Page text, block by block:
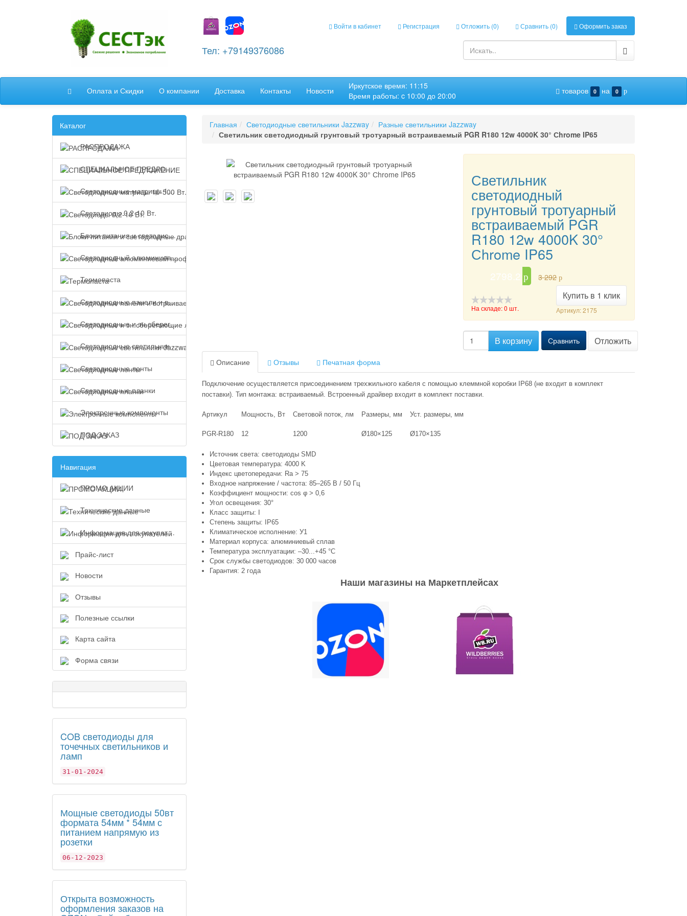
Войти в кабинет Регистрация Отложить (0) Сравнить (0) Оформить заказ
Тел: +79149376086
Оплата и Скидки О компании Доставка Контакты Новости товаров 0 на 0 p
Иркутское время: 11:15
Время работы: c 10:00 до 20:00
Каталог
РАСПРОДАЖА
СПЕЦИАЛЬНОЕ ПРЕДЛОЖЕНИЕ
Светодиодные матрицы 10-500 Вт.
Светодиоды 0,2-10 Вт.
Блоки питания и светодиодные драйверы
Светодиодный алюминиевый профиль
Термопаста
Светодиодные панели и встраиваемые светильники
Светодиодные и эн.сберегающие лампы
Светодиодные светильники Jazzway
Светодиодные ленты
Светодиодные планки
Электронные компоненты
ПОД ЗАКАЗ
Навигация
ПРОМО АКЦИИ
Технические данные
Информация для покупателей
Прайс-лист
Новости
Отзывы
Полезные ссылки
Карта сайта
Форма связи
COB светодиоды для
точечных светильников и
ламп
31-01-2024
Мощные светодиоды 50вт
формата 54мм * 54мм с
питанием напрямую из
розетки
06-12-2023
Открыта возможность
оформления заказов на
Главная Светодиодные светильники Jazzway
Разные светильники Jazzway
Светильник светодиодный грунтовый тротуарный встраиваемый PGR R180 12w 4000K 30° Сhrome IP65
Светильник
светодиодный
грунтовый тротуарный
встраиваемый PGR
R180 12w 4000K 30°
Сhrome IP65
2798.2 p 3 292 p
Купить в 1 клик
Артикул: 2175
На складе: 0 шт.
В корзину Сравнить Отложить
Описание Отзывы Печатная форма
Подключение осуществляется присоединением трехжильного кабеля с помощью клеммной коробки IP68 (не входит в комплект
поставки). Тип монтажа: встраиваемый. Встроенный драйвер входит в комплект поставки.
Артикул Мощность, Вт Световой поток, лм Размеры, мм Уст. размеры, мм
PGR-R180 12 1200 Ø180×125 Ø170×135
Источник света: светодиоды SMD
Цветовая температура: 4000 K
Индекс цветопередачи: Ra > 75
Входное напряжение / частота: 85–265 В / 50 Гц
Коэффициент мощности: cos φ > 0,6
Угол освещения: 30°
Класс защиты: I
Степень защиты: IP65
Климатическое исполнение: У1
Материал корпуса: алюминиевый сплав
Температура эксплуатации: –30...+45 °С
Срок службы светодиодов: 30 000 часов
Гарантия: 2 года
Наши магазины на Маркетплейсах